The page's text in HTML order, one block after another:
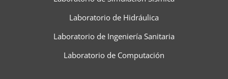
Laboratorio de Hidráulica
Laboratorio de Ingeniería Sanitaria
Laboratorio de Computación